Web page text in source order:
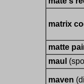
matrix
matte
maul
maven